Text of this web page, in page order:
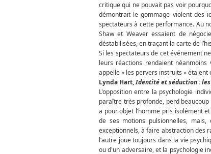
critique qui ne pouvait pas voir
démontrait le gommage violent des
spectateurs à cette performance. Au
Shaw et Weaver essaient de
déstabilisées, en traçant la carte de
Si les spectateurs de cet événement
leurs réactions rendaient néanmoins
appelle « les pervers instruits » étaient
Lynda Hart,Identité et séduction :
L'opposition entre la psychologie
paraître très profonde, perd
a pour objet l’homme pris isolément
de ses motions pulsionnelles,
exceptionnels, à faire abstraction des
l’autre joue toujours dans la vie
ou d'un adversaire, et la psychologie